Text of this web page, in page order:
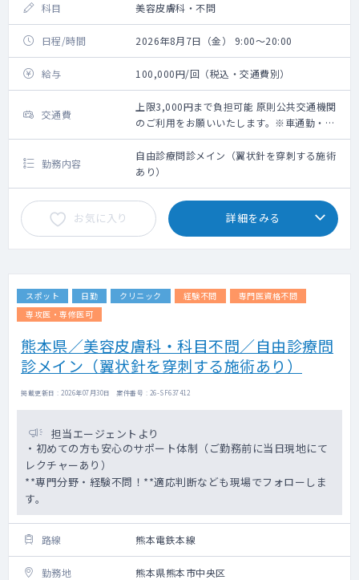
科目 美容皮膚科・不問
日程/時間 2026年8月7日（金） 9:00～20:00
給与 100,000円/回（税込・交通費別）
交通費
上限3,000円まで負担可能 原則公共交通機関
のご利用をお願いいたします。※車通勤・タ
クシー利用要相談
勤務内容
自由診療問診メイン（翼状針を穿刺する施術
あり）
お気に入り 詳細をみる
スポット 日勤 クリニック 経験不問
専門医資格不問
専攻医・専修医可
熊本県／美容皮膚科・科目不問／自由診療問
診メイン（翼状針を穿刺する施術あり）
掲載更新日 : 2026年07月30日 案件番号 : 26-SF637412
担当エージェントより
・初めての方も安心のサポート体制（ご勤務前に当日現地にて
レクチャーあり）
**専門分野・経験不問！**適応判断なども現場でフォローしま
す。
路線 熊本電鉄本線
勤務地 熊本県熊本市中央区